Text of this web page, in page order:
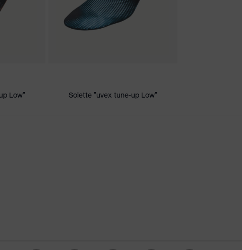
Low" Solette "uvex tune-up Low"